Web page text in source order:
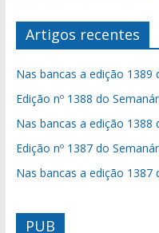
Artigos recentes
Nas bancas a edição 1389
Edição nº 1388 do
Nas bancas a edição 1388
Edição nº 1387 do
Nas bancas a edição 1387
PUB